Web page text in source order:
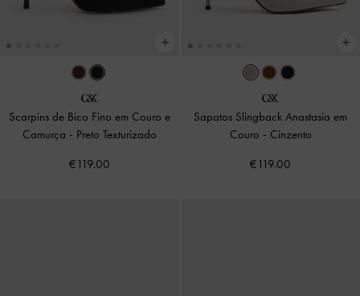
Scarpins de Bico Fino em Couro e
Camurça - Preto Texturizado
€119.00
Sapatos Slingback Anastasia em
Couro - Cinzento
€119.00